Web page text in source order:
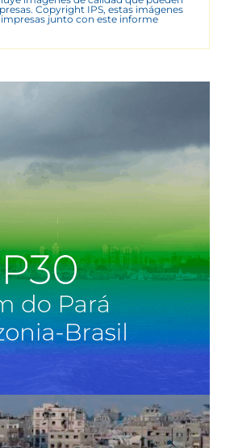
Copyright IPS, estas imágenes
junto con este informe